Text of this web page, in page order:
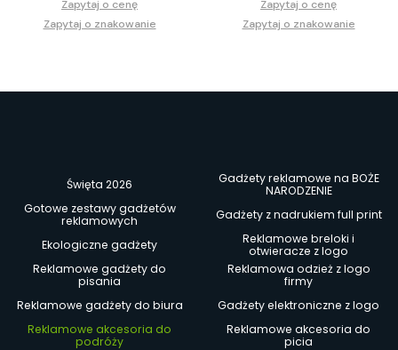
Zapytaj o cenę
Zapytaj o znakowanie
Zapytaj o cenę
Zapytaj o znakowanie
Święta 2026
Gadżety reklamowe na BOŻE
NARODZENIE
Gotowe zestawy gadżetów
reklamowych
Gadżety z nadrukiem full print
Ekologiczne gadżety
Reklamowe breloki i
otwieracze z logo
Reklamowe gadżety do
pisania
Reklamowa odzież z logo
firmy
Reklamowe gadżety do biura
Gadżety elektroniczne z logo
Reklamowe akcesoria do
podróży
Reklamowe akcesoria do
picia